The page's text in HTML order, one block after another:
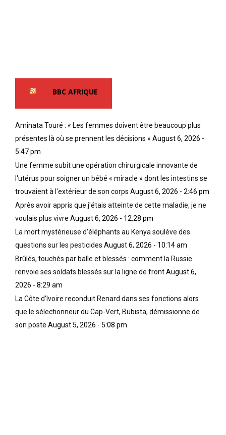
BBC AFRIQUE
Aminata Touré : « Les femmes doivent être beaucoup plus
présentes là où se prennent les décisions » August 6, 2026 -
5:47 pm
Une femme subit une opération chirurgicale innovante de
l'utérus pour soigner un bébé « miracle » dont les intestins se
trouvaient à l'extérieur de son corps August 6, 2026 - 2:46 pm
Après avoir appris que j'étais atteinte de cette maladie, je ne
voulais plus vivre August 6, 2026 - 12:28 pm
La mort mystérieuse d'éléphants au Kenya soulève des
questions sur les pesticides August 6, 2026 - 10:14 am
Brûlés, touchés par balle et blessés : comment la Russie
renvoie ses soldats blessés sur la ligne de frontAugust 6,
2026 - 8:29 am
La Côte d'Ivoire reconduit Renard dans ses fonctions alors
que le sélectionneur du Cap-Vert, Bubista, démissionne de
son poste August 5, 2026 - 5:08 pm